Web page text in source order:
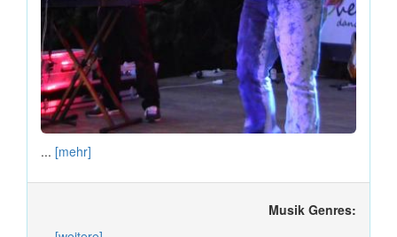
... [mehr]
Musik Genres: